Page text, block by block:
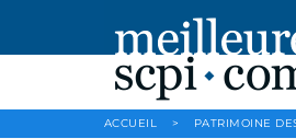
ACCUEIL > PATRIMOINE